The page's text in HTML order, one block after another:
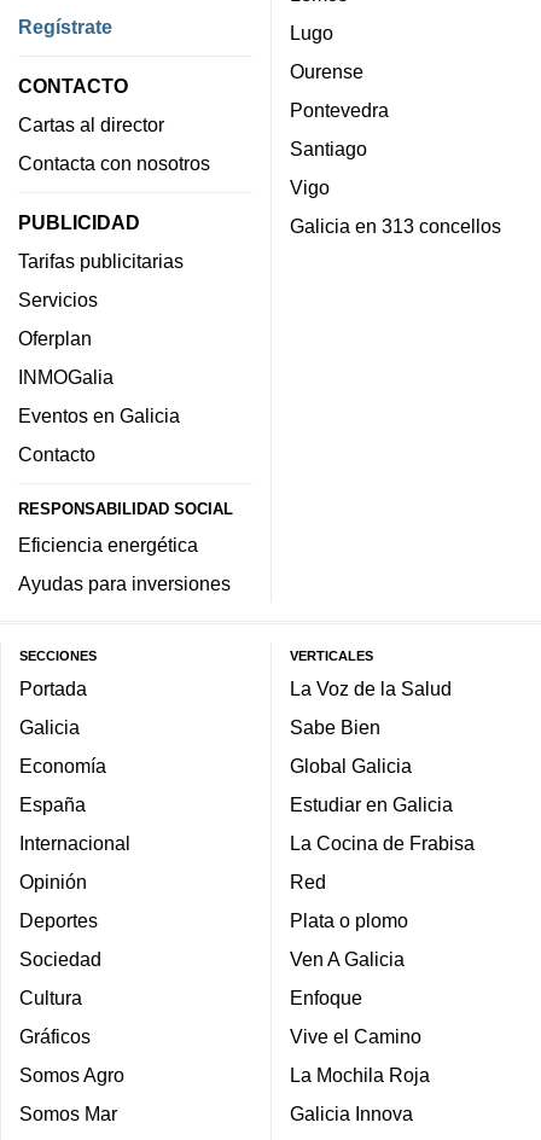
Regístrate
CONTACTO
Cartas al director
Contacta con nosotros
PUBLICIDAD
Tarifas publicitarias
Servicios
Oferplan
INMOGalia
Eventos en Galicia
Contacto
RESPONSABILIDAD SOCIAL
Eficiencia energética
Ayudas para inversiones
Lugo
Ourense
Pontevedra
Santiago
Vigo
Galicia en 313 concellos
SECCIONES
Portada
Galicia
Economía
España
Internacional
Opinión
Deportes
Sociedad
Cultura
Gráficos
Somos Agro
Somos Mar
VERTICALES
La Voz de la Salud
Sabe Bien
Global Galicia
Estudiar en Galicia
La Cocina de Frabisa
Red
Plata o plomo
Ven A Galicia
Enfoque
Vive el Camino
La Mochila Roja
Galicia Innova